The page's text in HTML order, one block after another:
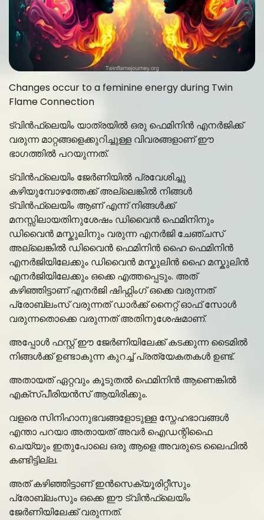
Changes occur to a feminine energy during Twin
Flame Connection
ട്വിൻഫ്ലെയിം യാത്രയിൽ ഒരു ഫെമിനിൻ എനർജിക്ക്
വരുന്ന മാറ്റങ്ങളെക്കുറിച്ചുള്ള വിവരങ്ങളാണ് ഈ
ഭാഗത്തിൽ പറയുന്നത്.
ട്വിൻഫ്ലെയിം ജേർണിയിൽ പ്രവേശിച്ചു
കഴിയുമ്പോഴത്തേക്ക് അല്ലെങ്കിൽ നിങ്ങൾ
ട്വിൻഫ്ലെയിം ആണ് എന്ന് നിങ്ങൾക്ക്
മനസ്സിലായതിനുശേഷം ഡിവൈൻ ഫെമിനിനും
ഡിവൈൻ മസ്കുലിനും വരുന്ന എനർജി ചേഞ്ചസ്
അല്ലെങ്കിൽ ഡിവൈൻ ഫെമിനിൻ ഹൈ ഫെമിനിൻ
എനർജിയിലേക്കും ഡിവൈൻ മസ്കുലിൻ ഹൈ മസ്കുലിൻ
എനർജിയിലേക്കും ഒക്കെ എത്തപ്പെടും. അത്
കഴിഞ്ഞിട്ടാണ് എനർജി ഷിഫ്റ്റിംഗ് ഒക്കെ വരുന്നത്
പ്രോബ്ലംസ് വരുന്നത് ഡാർക്ക് നൈറ്റ് ഓഫ് സോൾ
വരുന്നതൊക്കെ വരുന്നത് അതിനുശേഷമാണ്.
അപ്പോൾ ഫസ്റ്റ് ഈ ജേർണിയിലേക്ക് കടക്കുന്ന ടൈമിൽ
നിങ്ങൾക്ക് ഉണ്ടാകുന്ന കുറച്ച് പ്രത്യേകതകൾ ഉണ്ട്.
അതായത് ഏറ്റവും കൂടുതൽ ഫെമിനിൻ ആണെങ്കിൽ
എക്സ്പീരിയൻസ് ആയിരിക്കും.
വളരെ സിനിഹാനുഭവങ്ങളോടുള്ള സ്നേഹഭാവങ്ങൾ
എന്താ പറയാ അതായത് അവർ ഐഡന്റിഫൈ
ചെയ്യും ഇതുപോലെ ഒരു ആളെ അവരുടെ ലൈഫിൽ
കണ്ടിട്ടില്ല.
അത് കഴിഞ്ഞിട്ടാണ് ഇൻസെക്യൂരിറ്റീസും
പ്രോബ്ലംസും ഒക്കെ ഈ ട്വിൻഫ്ലെയിം
ജേർണിയിലേക്ക് വരുന്നത്.